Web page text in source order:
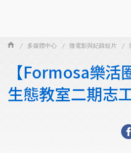
多媒體中心 微電影與紀錄短片
【Formosa樂活
生態教室二期志